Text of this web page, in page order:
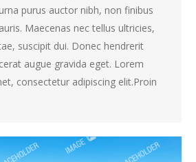
purus auctor nibh, non finibus
Maecenas nec tellus ultricies,
suscipit dui. Donec hendrerit
augue gravida eget. Lorem
consectetur adipiscing elit.Proin